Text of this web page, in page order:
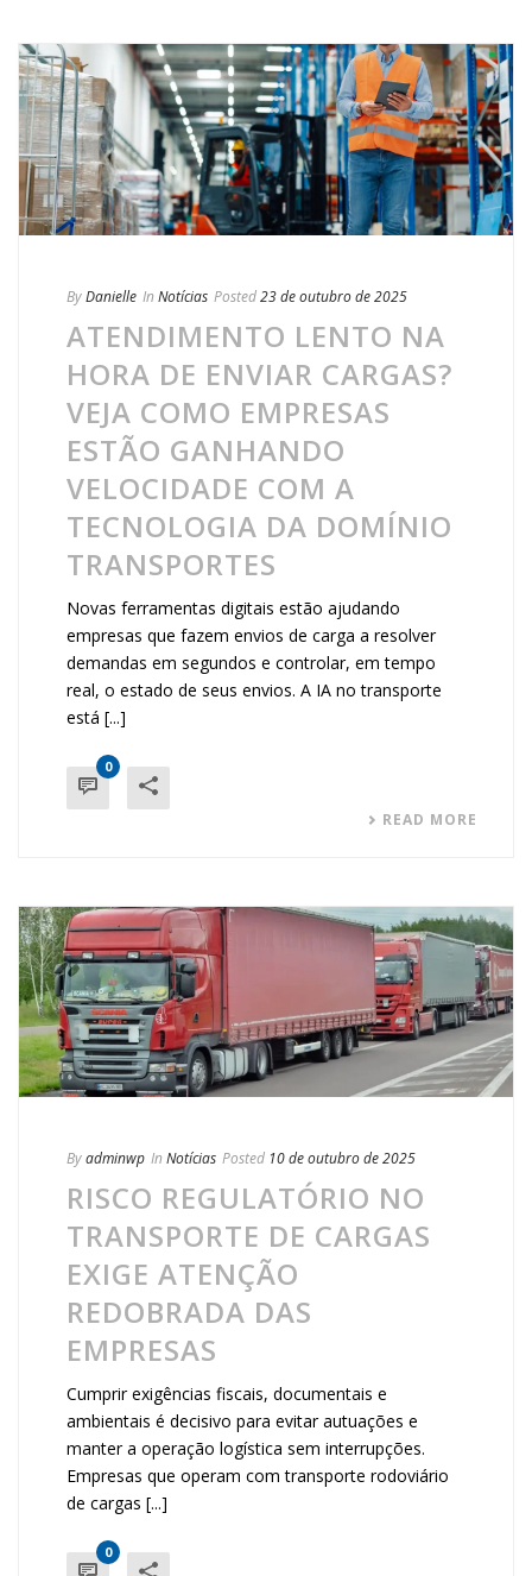
ByDanielle In Notícias Posted23 de outubro de 2025
ATENDIMENTO LENTO NA
HORA DE ENVIAR CARGAS?
VEJA COMO EMPRESAS
ESTÃO GANHANDO
VELOCIDADE COM A
TECNOLOGIA DA DOMÍNIO
TRANSPORTES
Novas ferramentas digitais estão ajudando
empresas que fazem envios de carga a resolver
demandas em segundos e controlar, em tempo
real, o estado de seus envios. A IA no transporte
está [...]
0
READ MORE
Byadminwp In Notícias Posted 10 de outubro de 2025
RISCO REGULATÓRIO NO
TRANSPORTE DE CARGAS
EXIGE ATENÇÃO
REDOBRADA DAS
EMPRESAS
Cumprir exigências fiscais, documentais e
ambientais é decisivo para evitar autuações e
manter a operação logística sem interrupções.
Empresas que operam com transporte rodoviário
de cargas [...]
0